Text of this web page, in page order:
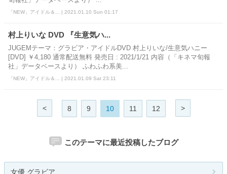
「NEW」アイドル＆... | 2021.01.10 Sun 01:17
村上りいな DVD 『生意気ハ...
JUGEMテーマ：グラビア・アイドルDVD 村上りいな/生意気ハニー
[DVD] ￥4,180 通常配送無料 発売日 : 2021/1/21 内容（「キネマ旬報
社」データベースより） ふわふわ系美...
「NEW」アイドル＆... | 2021.01.09 Sat 23:11
< 8 9 10 11 12 >
このテーマに最近投稿したブログ
女優 グラビア